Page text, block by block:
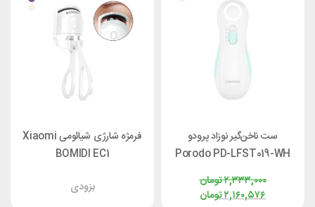
ست ناخن‌گیر نوزاد پرودو
Porodo PD-LFST019-WH
تومان۲,۳۳۳,۰۰۰
تومان۲,۱۶۰,۵۷۶
فرمژه شارژی شیائومی Xiaomi
BOMIDI EC1
بزودی